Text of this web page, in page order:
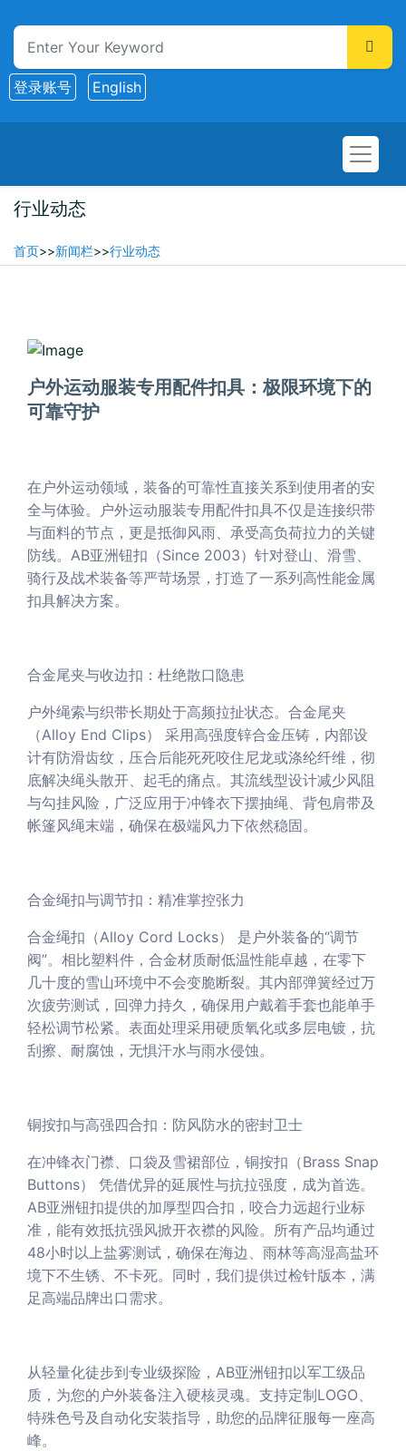
登录账号 English
行业动态
首页>>新闻栏>>行业动态
2025-12-07
户外运动服装专用配件扣具：极限环境下的
可靠守护
在户外运动领域，装备的可靠性直接关系到使用者的安
全与体验。户外运动服装专用配件扣具不仅是连接织带
与面料的节点，更是抵御风雨、承受高负荷拉力的关键
防线。AB亚洲钮扣（Since 2003）针对登山、滑雪、
骑行及战术装备等严苛场景，打造了一系列高性能金属
扣具解决方案。
合金尾夹与收边扣：杜绝散口隐患
户外绳索与织带长期处于高频拉扯状态。合金尾夹
（Alloy End Clips） 采用高强度锌合金压铸，内部设
计有防滑齿纹，压合后能死死咬住尼龙或涤纶纤维，彻
底解决绳头散开、起毛的痛点。其流线型设计减少风阻
与勾挂风险，广泛应用于冲锋衣下摆抽绳、背包肩带及
帐篷风绳末端，确保在极端风力下依然稳固。
合金绳扣与调节扣：精准掌控张力
合金绳扣（Alloy Cord Locks） 是户外装备的“调节
阀”。相比塑料件，合金材质耐低温性能卓越，在零下
几十度的雪山环境中不会变脆断裂。其内部弹簧经过万
次疲劳测试，回弹力持久，确保用户戴着手套也能单手
轻松调节松紧。表面处理采用硬质氧化或多层电镀，抗
刮擦、耐腐蚀，无惧汗水与雨水侵蚀。
铜按扣与高强四合扣：防风防水的密封卫士
在冲锋衣门襟、口袋及雪裙部位，铜按扣（Brass Snap
Buttons） 凭借优异的延展性与抗拉强度，成为首选。
AB亚洲钮扣提供的加厚型四合扣，咬合力远超行业标
准，能有效抵抗强风掀开衣襟的风险。所有产品均通过
48小时以上盐雾测试，确保在海边、雨林等高湿高盐环
境下不生锈、不卡死。同时，我们提供过检针版本，满
足高端品牌出口需求。
从轻量化徒步到专业级探险，AB亚洲钮扣以军工级品
质，为您的户外装备注入硬核灵魂。支持定制LOGO、
特殊色号及自动化安装指导，助您的品牌征服每一座高
峰。